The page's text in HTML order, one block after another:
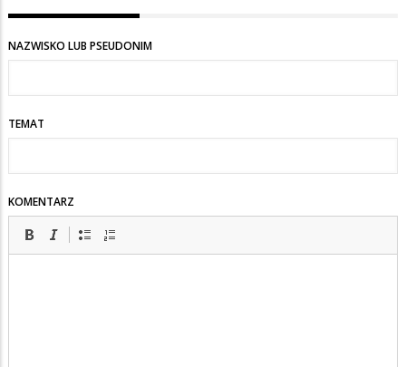
NAZWISKO LUB PSEUDONIM
TEMAT
KOMENTARZ